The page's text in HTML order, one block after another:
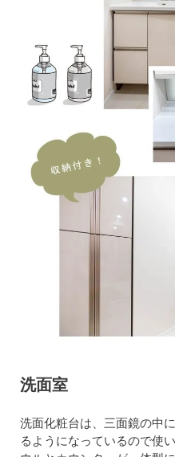
洗面室
洗面化粧台は、三面鏡の中
るようになっているので使